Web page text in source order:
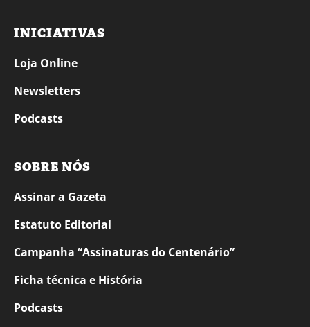
INICIATIVAS
Loja Online
Newsletters
Podcasts
SOBRE NÓS
Assinar a Gazeta
Estatuto Editorial
Campanha “Assinaturas do Centenário”
Ficha técnica e História
Podcasts